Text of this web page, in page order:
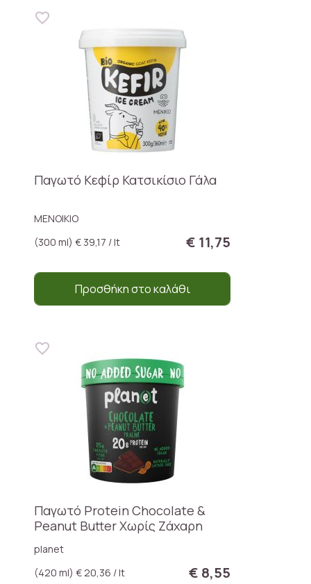
Παγωτό Κεφίρ Κατσικίσιο Γάλα
ΜΕΝΟΙΚΙΟ
(300 ml) € 39,17 / lt
€ 11,75
Προσθήκη στο καλάθι
Παγωτό Protein Chocolate &
Peanut Butter Χωρίς Ζάχαρη
planet
(420 ml) € 20,36 / lt
€ 8,55